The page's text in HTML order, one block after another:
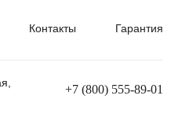
Контакты Гарантия
+7 (800) 555-89-01